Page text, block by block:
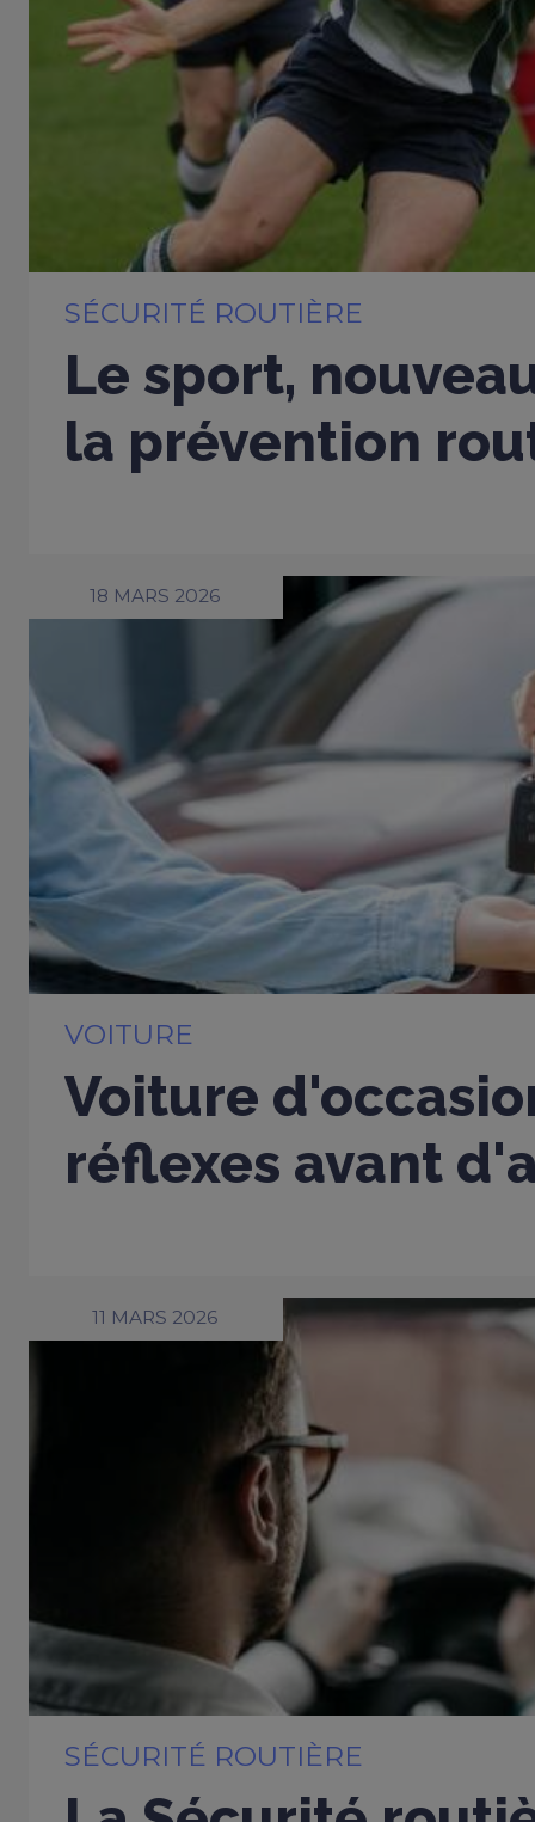
SÉCURITÉ ROUTIÈRE
Le sport,
la prévention
18 MARS 2026
VOITURE
Voiture
réflexes avant
11 MARS 2026
SÉCURITÉ ROUTIÈRE